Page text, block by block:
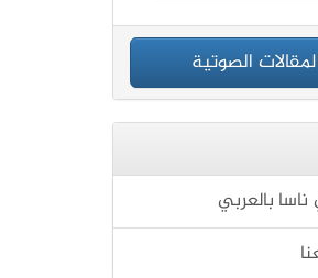
الصوتية
بالعربي